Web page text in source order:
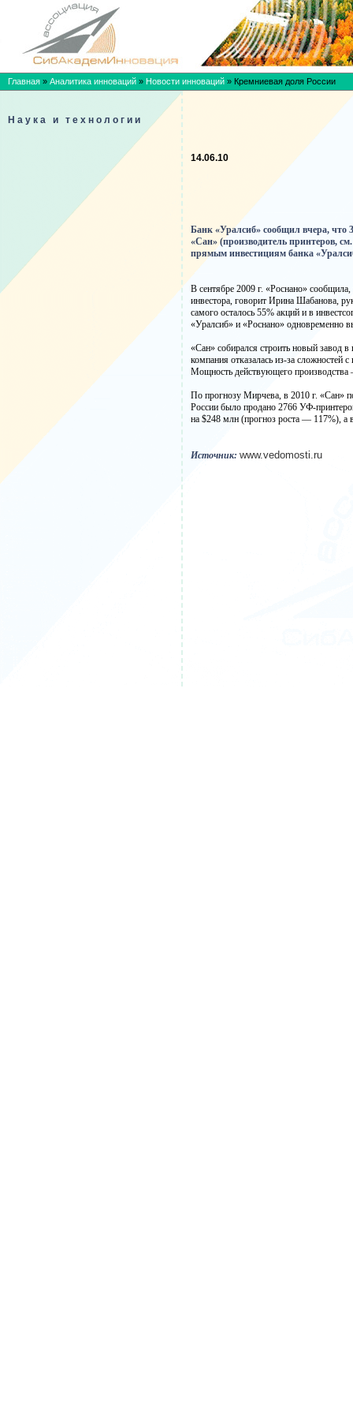
Главная » Аналитика инноваций » Новости инноваций » Кремниевая доля России
Наука и технологии
14.06.10
Банк «Уралсиб» сообщил вчера,
«Сан» (производитель принтеров,
прямым инвестициям банка
В сентябре 2009 г. «Роснано»
инвестора, говорит Ирина Шабанова,
самого осталось 55% акций и в
«Уралсиб» и «Роснано» одновременно
«Сан» собирался строить новый завод
компания отказалась из-за сложностей
Мощность действующего
По прогнозу Мирчева, в 2010 г. «Сан»
России было продано 2766 УФ-
на $248 млн (прогноз роста — 117%), а
Источник: www.vedomosti.ru